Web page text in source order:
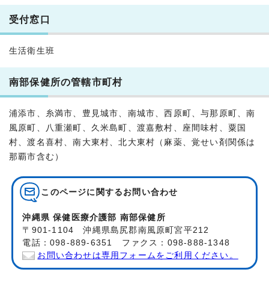
受付窓口
生活衛生班
南部保健所の管轄市町村
浦添市、糸満市、豊見城市、南城市、西原町、与那原町、南
風原町、八重瀬町、久米島町、渡嘉敷村、座間味村、粟国
村、渡名喜村、南大東村、北大東村（麻薬、覚せい剤関係は
那覇市含む）
このページに関する お問い合わせ
沖縄県 保健医療介護部 南部保健所
〒901-1104 沖縄県島尻郡南風原町宮平212
電話：098-889-6351 ファクス：098-888-1348
お問い合わせは専用フォームをご利用ください。